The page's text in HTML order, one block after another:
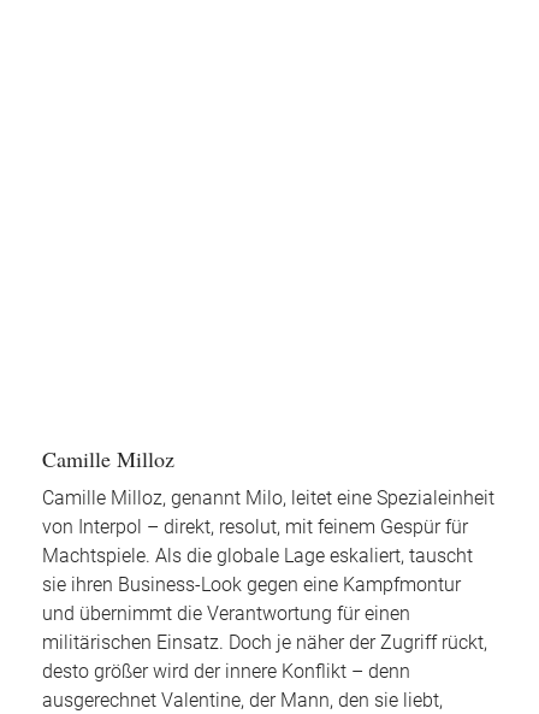
Camille Milloz
Camille Milloz, genannt Milo, leitet eine Spezialeinheit
von Interpol – direkt, resolut, mit feinem Gespür für
Machtspiele. Als die globale Lage eskaliert, tauscht
sie ihren Business-Look gegen eine Kampfmontur
und übernimmt die Verantwortung für einen
militärischen Einsatz. Doch je näher der Zugriff rückt,
desto größer wird der innere Konflikt – denn
ausgerechnet Valentine, der Mann, den sie liebt,